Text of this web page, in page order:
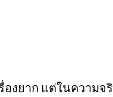
องยาก แต่ในความ